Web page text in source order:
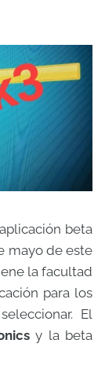
beta
mayo de este
la facultad
para los
El
y la beta